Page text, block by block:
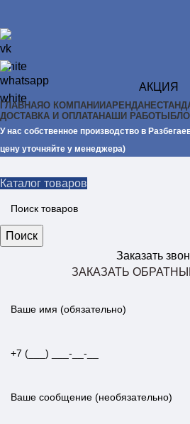
АКЦИЯ
ГЛАВНАЯО КОМПАНИИАРЕНДА
ДОСТАВКА И ОПЛАТАНАШИ РАБОТЫ
У нас собственное производство в
цену уточняйте у менеджера)
Каталог товаров
Поиск
Заказать
ЗАКАЗАТЬ